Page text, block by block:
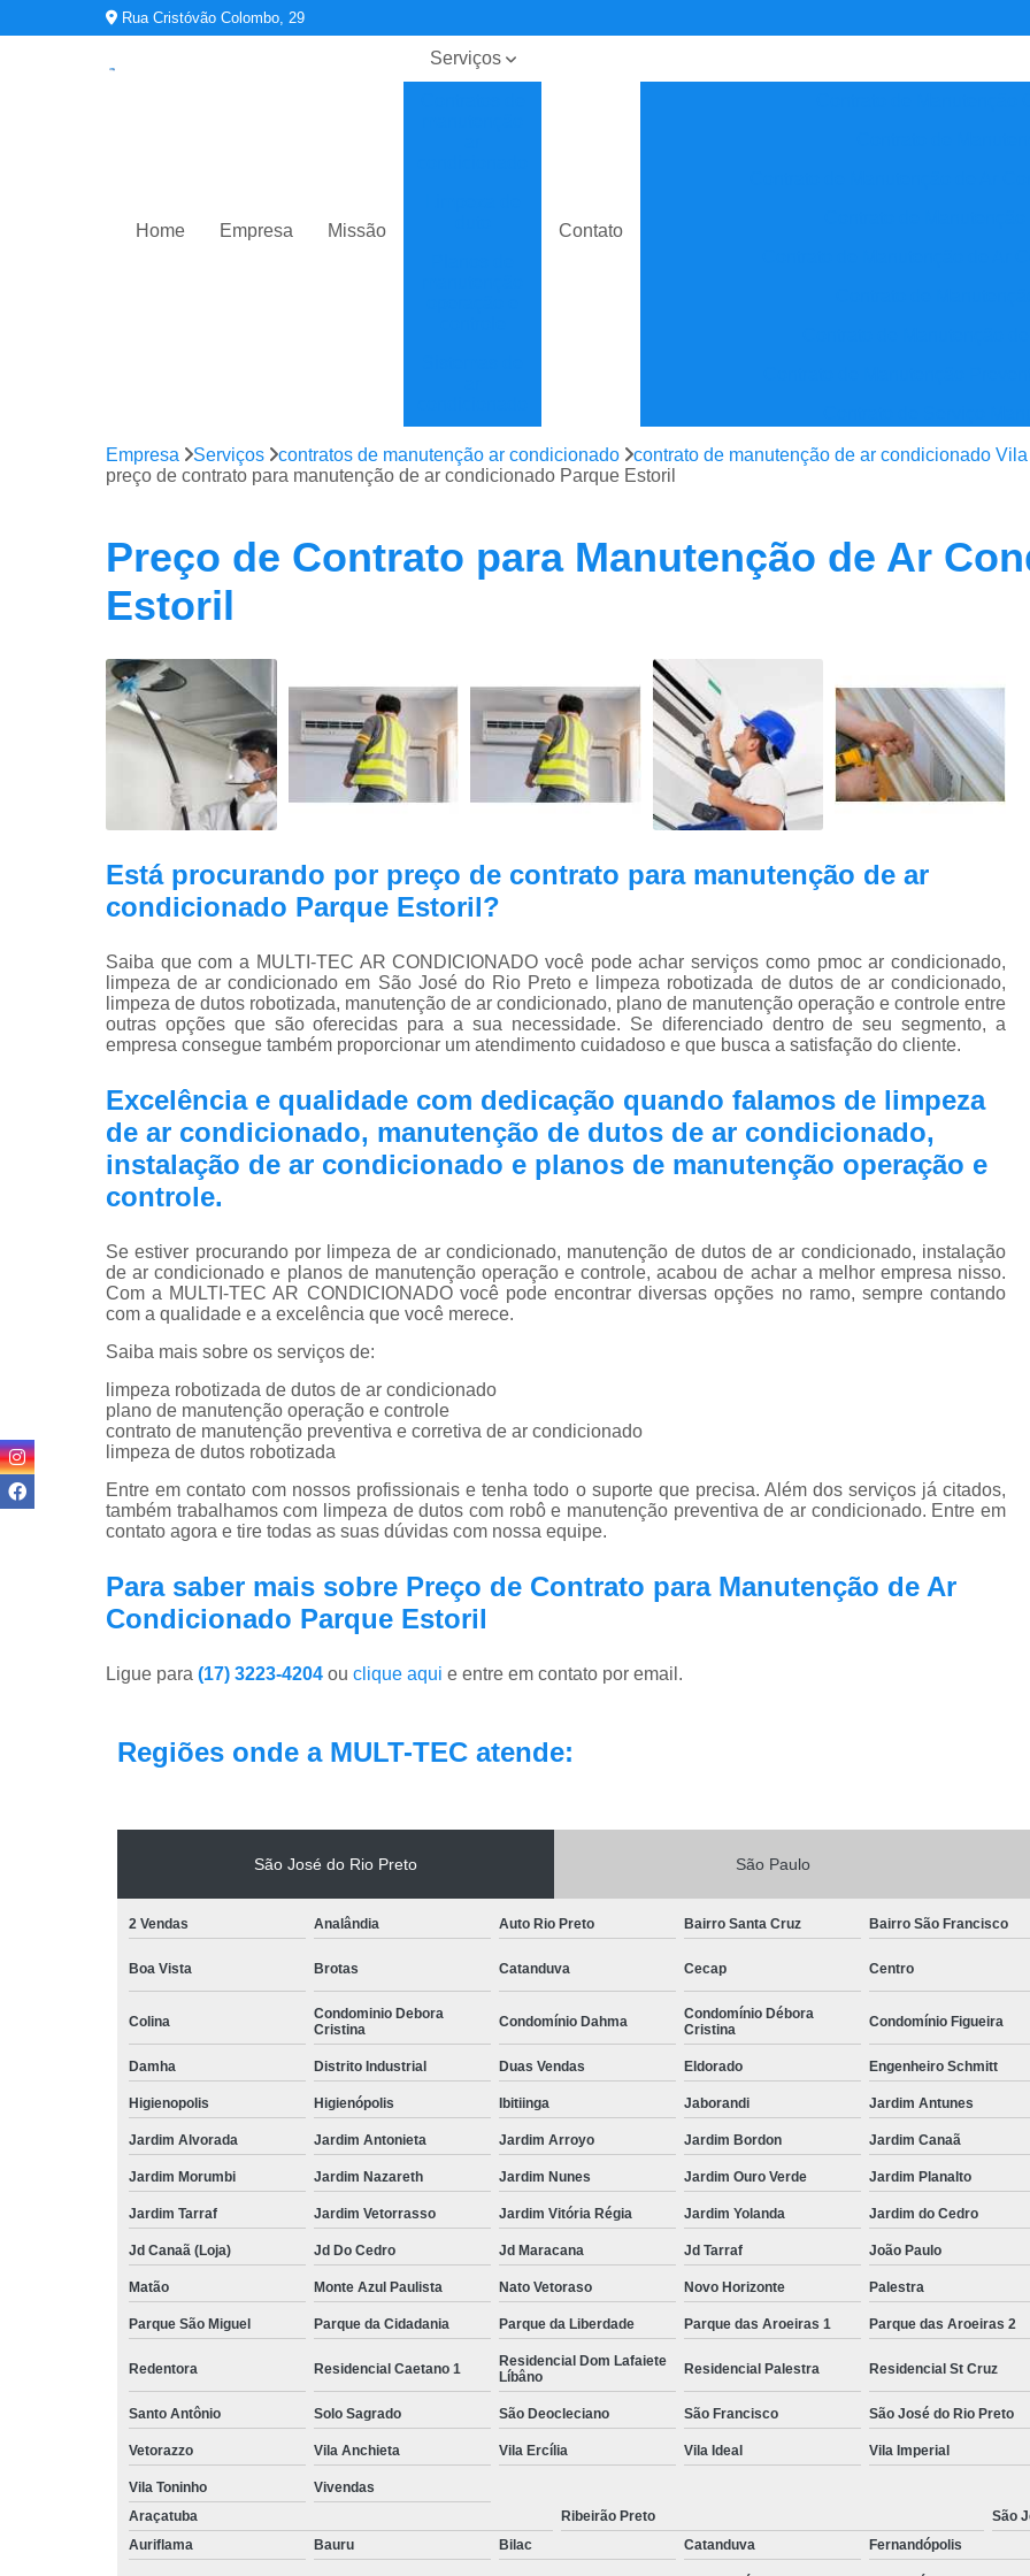
Rua Cristóvão Colombo, 29
Home Empresa Missão
Serviços
Sistemas de
climatização
Contato
Contrato Manutenção
Limpeza de Dutos Ar Condicionado
Limpeza de Dutos de Ar Condicionado
Limpeza de Dutos e Coifas
Limpeza de
Limpeza Dutos Ar Condicionado
Plano de Manutenção de Ar Condicionado
Plano de Manutenção
Plano Manutenção Ar
Pmoc Ar Condicionado Vila
Pmoc para Ar Condicionado
Pmoc
Pmoc Plano de Manutenção
Sistema Ar Condicionado São José do Rio
Sistema de Ar Condicionado
Sistema Vrf Ar Condicionado
Sistema de Climatização Vrf
Empresa Serviços contratos de manutenção ar condicionado
contrato de manutenção de ar condicionado
preço de contrato para manutenção de ar condicionado Parque Estoril
Preço de Contrato para Manutenção de Ar
Estoril
Está procurando por preço de contrato para manutenção de ar
condicionado Parque Estoril?
Saiba que com a MULTI-TEC AR CONDICIONADO você pode achar serviços como pmoc ar condicionado,
limpeza de ar condicionado em São José do Rio Preto e limpeza robotizada de dutos de ar condicionado,
limpeza de dutos robotizada, manutenção de ar condicionado, plano de manutenção operação e controle entre
outras opções que são oferecidas para a sua necessidade. Se diferenciado dentro de seu segmento, a
empresa consegue também proporcionar um atendimento cuidadoso e que busca a satisfação do cliente.
Excelência e qualidade com dedicação quando falamos de limpeza
de ar condicionado, manutenção de dutos de ar condicionado,
instalação de ar condicionado e planos de manutenção operação e
controle.
Se estiver procurando por limpeza de ar condicionado, manutenção de dutos de ar condicionado, instalação
de ar condicionado e planos de manutenção operação e controle, acabou de achar a melhor empresa nisso.
Com a MULTI-TEC AR CONDICIONADO você pode encontrar diversas opções no ramo, sempre contando
com a qualidade e a excelência que você merece.
Saiba mais sobre os serviços de:
limpeza robotizada de dutos de ar condicionado
plano de manutenção operação e controle
contrato de manutenção preventiva e corretiva de ar condicionado
limpeza de dutos robotizada
Entre em contato com nossos profissionais e tenha todo o suporte que precisa. Além dos serviços já citados,
também trabalhamos com limpeza de dutos com robô e manutenção preventiva de ar condicionado. Entre em
contato agora e tire todas as suas dúvidas com nossa equipe.
Para saber mais sobre Preço de Contrato para Manutenção de Ar
Condicionado Parque Estoril
Ligue para (17) 3223-4204 ou clique aqui e entre em contato por email.
Regiões onde a MULT-TEC atende:
São José do Rio Preto São Paulo
2 Vendas Analândia Auto Rio Preto Bairro Santa Cruz Bairro São Francisco
Boa Vista Brotas Catanduva Cecap Centro
Colina
Condominio Debora
Cristina
Condomínio Dahma
Condomínio Débora
Cristina
Condomínio Figueira
Damha Distrito Industrial Duas Vendas Eldorado Engenheiro Schmitt
Higienopolis Higienópolis Ibitiinga Jaborandi Jardim Antunes
Jardim Alvorada Jardim Antonieta Jardim Arroyo Jardim Bordon Jardim Canaã
Jardim Morumbi Jardim Nazareth Jardim Nunes Jardim Ouro Verde Jardim Planalto
Jardim Tarraf Jardim Vetorrasso Jardim Vitória Régia Jardim Yolanda Jardim do Cedro
Jd Canaã (Loja) Jd Do Cedro Jd Maracana Jd Tarraf João Paulo
Matão Monte Azul Paulista Nato Vetoraso Novo Horizonte Palestra
Parque São Miguel Parque da Cidadania Parque da Liberdade Parque das Aroeiras 1 Parque das Aroeiras 2
Redentora Residencial Caetano 1
Residencial Dom Lafaiete
Líbâno
Residencial Palestra Residencial St Cruz
Santo Antônio Solo Sagrado São Deocleciano São Francisco São José do Rio Preto
Vetorazzo Vila Anchieta Vila Ercília Vila Ideal Vila Imperial
Vila Toninho
Vivendas
Araçatuba
Ribeirão Preto
São
Auriflama
Bauru Bilac Catanduva Fernandópolis